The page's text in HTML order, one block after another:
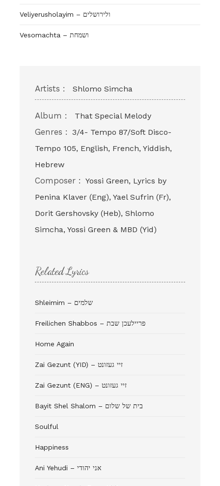
Veliyerusholayim – ולירושלים
Vesomachta – ושמחת
Artists : Shlomo Simcha
Album : That Special Melody
Genres : 3/4- Tempo 87/Soft Disco-
Tempo 105, English, French, Yiddish,
Hebrew
Composer : Yossi Green, Lyrics by
Penina Klaver (Eng), Yael Sufrin (Fr),
Dorit Gershovsky (Heb), Shlomo
Simcha, Yossi Green & MBD (Yid)
Related Lyrics
Shleimim – שלמים
Freilichen Shabbos – פריילעכן שבת
Home Again
Zai Gezunt (YID) – זיי געזונט
Zai Gezunt (ENG) – זיי געזונט
Bayit Shel Shalom – בית של שלום
Soulful
Happiness
Ani Yehudi – אני יהודי